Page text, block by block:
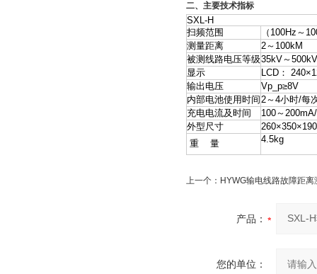
二、 主要技术指标
SXL-H
扫频范围
（100Hz～
测量距离
2～100kM
被测线路电压等级35kV～500kV
显示
LCD：
输出电压
Vp_p≥8V
内部电池使用时间2～4小时/每
充电电流及时间
100～
外型尺寸
重 量
4.5kg
上一个： HYWG输电线路故障距离
产品：
您的单位：